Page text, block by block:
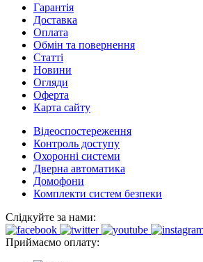
Гарантія
Доставка
Оплата
Обмін та повернення
Cтатті
Новини
Огляди
Оферта
Карта сайту
Відеоспостереження
Контроль доступу
Охоронні системи
Дверна автоматика
Домофони
Комплекти систем безпеки
Слідкуйте за нами:
Приймаємо оплату: